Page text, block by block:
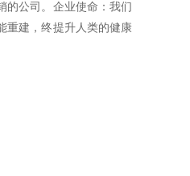
的公司。企业使命：我们
重建，终提升人类的健康